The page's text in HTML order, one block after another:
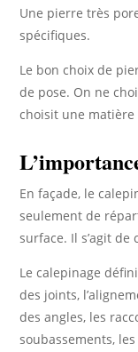
Une pierre très
spécifiques.
Le bon choix de
de pose. On ne
choisit une matière
En façade, le
seulement de
surface. Il s’agit de
Le calepinage
des joints,
des angles, les
soubassements,